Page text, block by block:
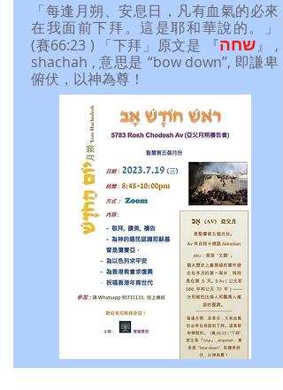
「每逢月朔、安息日，凡有血氣的必來
在我面前下拜。這是耶和華說的。」
(賽66:23 ) 「下拜」原文是 『שחה』 ,
shachah , 意思是 “bow down”, 即謙卑
俯伏，以神為尊！